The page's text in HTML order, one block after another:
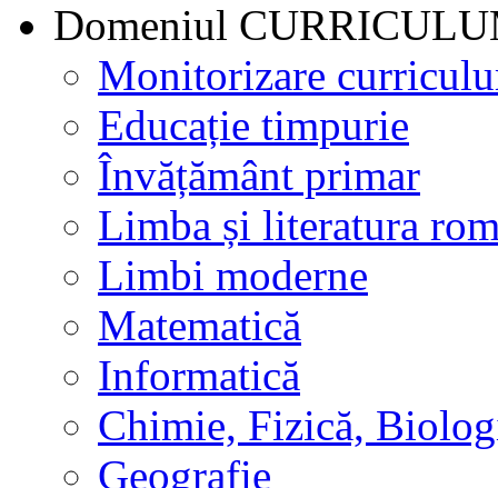
Domeniul
Monitorizare
Educație timpurie
Învățământ primar
Limba și literatura
Limbi moderne
Matematică
Informatică
Chimie, Fizică,
Geografie